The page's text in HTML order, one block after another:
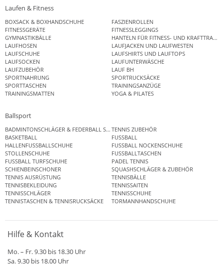
Laufen & Fitness
BOXSACK & BOXHANDSCHUHE
FASZIENROLLEN
FITNESSGERÄTE
FITNESSLEGGINGS
GYMNASTIKBÄLLE
HANTELN FÜR FITNESS- UND
LAUFHOSEN
LAUFJACKEN UND LAUFWESTEN
LAUFSCHUHE
LAUFSHIRTS UND LAUFTOPS
LAUFSOCKEN
LAUFUNTERWÄSCHE
LAUFZUBEHÖR
LAUF BH
SPORTNAHRUNG
SPORTRUCKSÄCKE
SPORTTASCHEN
TRAININGSANZÜGE
TRAININGSMATTEN
YOGA & PILATES
Ballsport
BADMINTONSCHLÄGER & FEDERBALL SETSTENNIS ZUBEHÖR
BASKETBALL
FUSSBALL
HALLENFUSSBALLSCHUHE
FUSSBALL NOCKENSCHUHE
STOLLENSCHUHE
FUSSBALLTASCHEN
FUSSBALL TURFSCHUHE
PADEL TENNIS
SCHIENBEINSCHONER
SQUASHSCHLÄGER & ZUBEHÖR
TENNIS AUSRÜSTUNG
TENNISBÄLLE
TENNISBEKLEIDUNG
TENNISSAITEN
TENNISSCHLÄGER
TENNISSCHUHE
TENNISTASCHEN & TENNISRUCKSÄCKE
TORMANNHANDSCHUHE
Hilfe & Kontakt
Mo. – Fr. 9.30 bis 18.30 Uhr
Sa. 9.30 bis 18.00 Uhr